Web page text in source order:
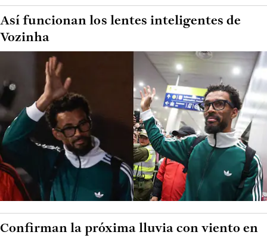
Así funcionan los lentes inteligentes de
Vozinha
Confirman la próxima lluvia con viento en